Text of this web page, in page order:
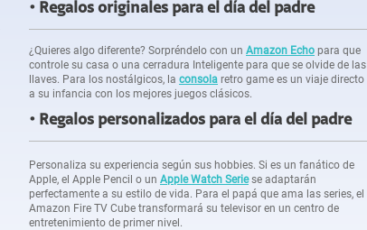
Regalos originales para el día del padre
¿Quieres algo diferente? Sorpréndelo con un Amazon Echo para que
controle su casa o una cerradura Inteligente para que se olvide de las
llaves. Para los nostálgicos, la consola retro game es un viaje directo
a su infancia con los mejores juegos clásicos.
Regalos personalizados para el día del padre
Personaliza su experiencia según sus hobbies. Si es un fanático de
Apple, el Apple Pencil o un Apple Watch Seriese adaptarán
perfectamente a su estilo de vida. Para el papá que ama las series, el
Amazon Fire TV Cube transformará su televisor en un centro de
entretenimiento de primer nivel.